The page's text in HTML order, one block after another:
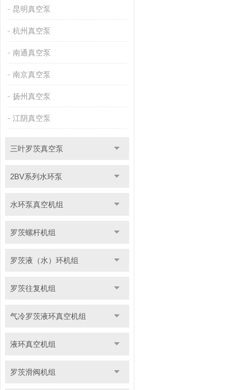
昆明真空泵
杭州真空泵
南通真空泵
南京真空泵
扬州真空泵
江阴真空泵
三叶罗茨真空泵
2BV系列水环泵
水环泵真空机组
罗茨螺杆机组
罗茨液（水）环机组
罗茨往复机组
气冷罗茨液环真空机组
液环真空机组
罗茨滑阀机组